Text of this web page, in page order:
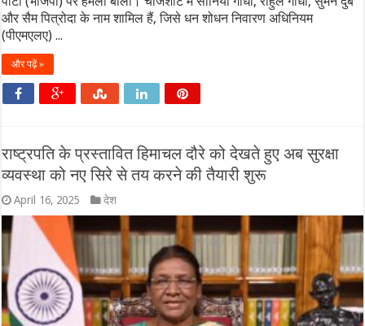
और सैम पित्रोदा के नाम शामिल हैं, जिसे धन शोधन निवारण अधिनियम
(पीएमएलए) ...
और पढ़ें »
राष्ट्रपति के प्रस्तावित हिमाचल दौरे को देखते हुए अब सुरक्षा
व्यवस्था को नए सिरे से तय करने की तैयारी शुरू
April 16, 2025 देश